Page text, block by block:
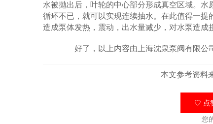
水被抛出后，叶轮的中心部分形成真空区域。
循环不已，就可以实现连续抽水。在此值得一
造成泵体发热，震动，出水量减少，对水泵造成
好了，以上内容由上海沈泉泵阀有限公
本文参考资料
♡ 点
您